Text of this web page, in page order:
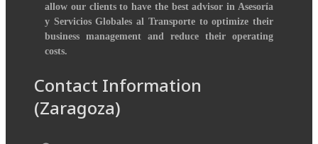
allow our clients to have the best advisor in Asesoría
y Servicios Globales al Transporte to optimize their
business management and reduce their operating
costs.
Contact Information
(Zaragoza)